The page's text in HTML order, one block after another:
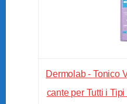
Dermolab - Tonico
cante per Tutti i